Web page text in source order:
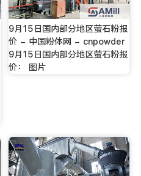
9月15日国内部分地区萤石粉报
价 - 中国粉体网 - cnpowder
9月15日国内部分地区萤石粉报
价： 图片